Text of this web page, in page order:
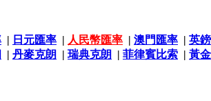
| 日元匯率 | 人民幣匯率 | 澳門匯率 | 英
| 丹麥克朗 | 瑞典克朗 | 菲律賓比索 | 黃